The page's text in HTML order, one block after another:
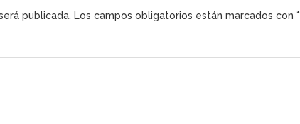
publicada. Los campos obligatorios están marcados con *